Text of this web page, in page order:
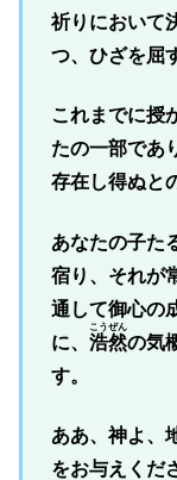
祈りにおいて
つ、ひざを屈
これまでに授
たの一部であ
存在し得ぬと
あなたの子た
宿り、それが
通して御心の
に、 浩然
こうぜん
の気
す。
ああ、神よ、
をお与えくだ